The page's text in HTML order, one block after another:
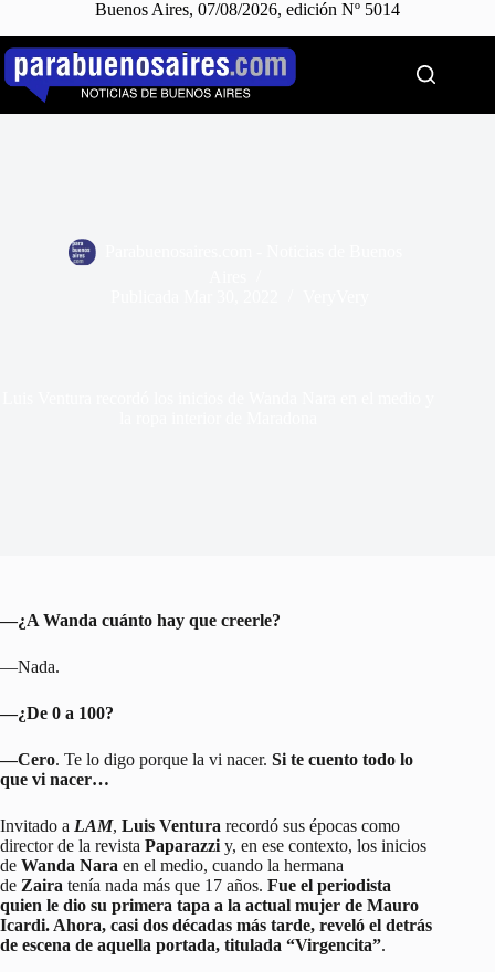
Buenos Aires, 07/08/2026, edición Nº 5014
Saltar
contenido
—¿A Wanda cuánto hay que creerle?
—Nada.
—¿De 0 a 100?
—Cero. Te lo digo porque la vi nacer. Si te cuento todo lo
que vi nacer…
Invitado a LAM, Luis Ventura recordó sus épocas como
director de la revista Paparazzi y, en ese contexto, los inicios
de Wanda Nara en el medio, cuando la hermana
de Zaira tenía nada más que 17 años. Fue el periodista
quien le dio su primera tapa a la actual mujer de Mauro
Icardi. Ahora, casi dos décadas más tarde, reveló el detrás
de escena de aquella portada, titulada “Virgencita”.